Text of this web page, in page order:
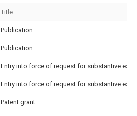
Title
Publication
Publication
Entry into force of request for substantive
Entry into force of request for substantive
Patent grant